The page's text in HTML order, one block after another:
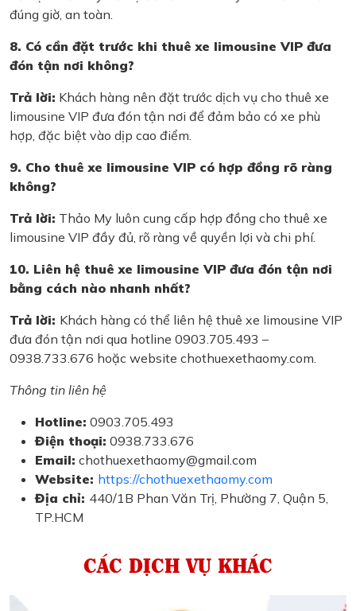
đúng giờ, an toàn.
8. Có cần đặt trước khi thuê xe limousine VIP đưa
đón tận nơi không?
Trả lời: Khách hàng nên đặt trước dịch vụ cho thuê xe
limousine VIP đưa đón tận nơi để đảm bảo có xe phù
hợp, đặc biệt vào dịp cao điểm.
9. Cho thuê xe limousine VIP có hợp đồng rõ ràng
không?
Trả lời: Thảo My luôn cung cấp hợp đồng cho thuê xe
limousine VIP đầy đủ, rõ ràng về quyền lợi và chi phí.
10. Liên hệ thuê xe limousine VIP đưa đón tận nơi
bằng cách nào nhanh nhất?
Trả lời: Khách hàng có thể liên hệ thuê xe limousine VIP
đưa đón tận nơi qua hotline 0903.705.493 –
0938.733.676 hoặc website chothuexethaomy.com.
Thông tin liên hệ
Hotline: 0903.705.493
Điện thoại: 0938.733.676
Email: chothuexethaomy@gmail.com
Website: https://chothuexethaomy.com
Địa chỉ: 440/1B Phan Văn Trị, Phường 7, Quận 5,
TP.HCM
CÁC DỊCH VỤ KHÁC